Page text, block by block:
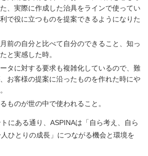
、実際に作成した治具をラインで使ってい
で役に立つものを提案できるようになりた
前の自分と比べて自分のできること、知っ
と実感した時。
タに対する要求も複雑化しているので、難
お客様の提案に沿ったものを作れた時にや
ものが世の中で使われること。
にある通り、ASPINAは「自ら考え、自ら
ひとりの成長」につながる機会と環境を